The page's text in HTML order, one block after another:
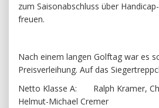
zum Saisonabschluss über
freuen.
Nach einem langen Golftag war es
Preisverleihung. Auf das
Netto Klasse A: Ralph Kramer,
Helmut-Michael Cremer